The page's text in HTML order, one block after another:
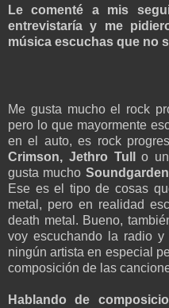
Le comenté a mis
entrevistaría y me
música escuchas que no
Me gusta mucho el rock
pero lo que mayormente
en el auto, es rock
Crimson, Jethro Tull
o
gusta mucho
Ese es el tipo de cosas
metal, pero en realidad
death metal. Bueno,
voy escuchando la radio y
ningún artista en especial
composición de las
Hablando de